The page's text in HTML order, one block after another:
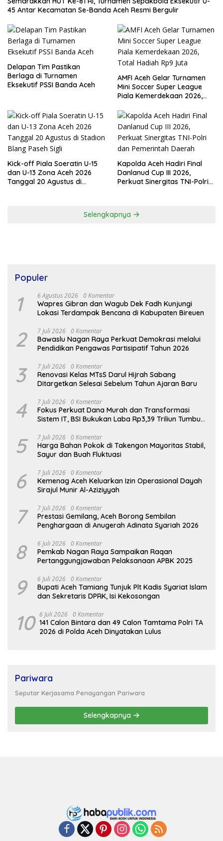
45 Antar Kecamatan Se-Banda Aceh Resmi Bergulir
Delapan Tim Pastikan
Berlaga di Turnamen
Eksekutif PSSI Banda Aceh
AMFI Aceh Gelar Turnamen
Mini Soccer Super League
Piala Kemerdekaan 2026,
Kick-off Piala Soeratin U-15
dan U-13 Zona Aceh 2026
Tanggal 20 Agustus di
Kapolda Aceh Hadiri Final
Danlanud Cup III 2026,
Perkuat Sinergitas TNI-Polri
Selengkapnya
Populer
1 6 Agustus 2026 0 Komentar
Wapres Gibran dan Wagub Dek Fadh Kunjungi
Lokasi Terdampak Bencana di Kabupaten Bireuen
2 7 Juli 2026 0 Komentar
Bawaslu Nagan Raya Perkuat Demokrasi melalui
Pendidikan Pengawas Partisipatif Tahun 2026
3 7 Juli 2026 0 Komentar
Renovasi Kelas MTsS Darul Hijrah Sabang
Ditargetkan Selesai Sebelum Tahun Ajaran Baru
4 7 Juli 2026 0 Komentar
Fokus Perkuat Dana Murah dan Transformasi
Sistem IT, BSI Bukukan Laba Rp3,39 Triliun Tumbuh
5 7 Juli 2026 0 Komentar
Harga Bahan Pokok di Takengon Mayoritas Stabil,
Sayur dan Buah Fluktuasi
6 7 Juli 2026 0 Komentar
Kemenag Aceh Keluarkan Izin Operasional Dayah
Sirajul Munir Al-Aziziyyah
7 7 Juli 2026 0 Komentar
Prestasi Gemilang, Aceh Borong Sembilan
Penghargaan di Anugerah Adinata Syariah 2026
8 6 Juli 2026 0 Komentar
Pemkab Nagan Raya Sampaikan Raqan
Pertanggungjawaban Pelaksanaan APBK 2025
9 6 Juli 2026 0 Komentar
Bupati Aceh Tamiang Tunjuk Plt Kadis Syariat Islam
dan Sekretaris DPRK, Isi Kekosongan
10 6 Juli 2026 0 Komentar
141 Calon Bintara dan 49 Calon Tamtama Polri TA
2026 di Polda Aceh Dinyatakan Lulus
Pariwara
Seputar Kerjasama Penayangan Pariwara
Selengkapnya